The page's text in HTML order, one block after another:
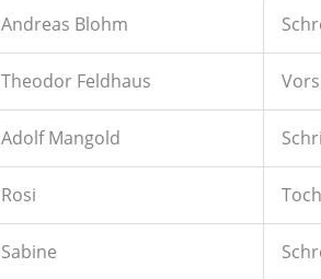
Andreas Blohm
Theodor Feldhaus
Adolf Mangold
Rosi
Sabine